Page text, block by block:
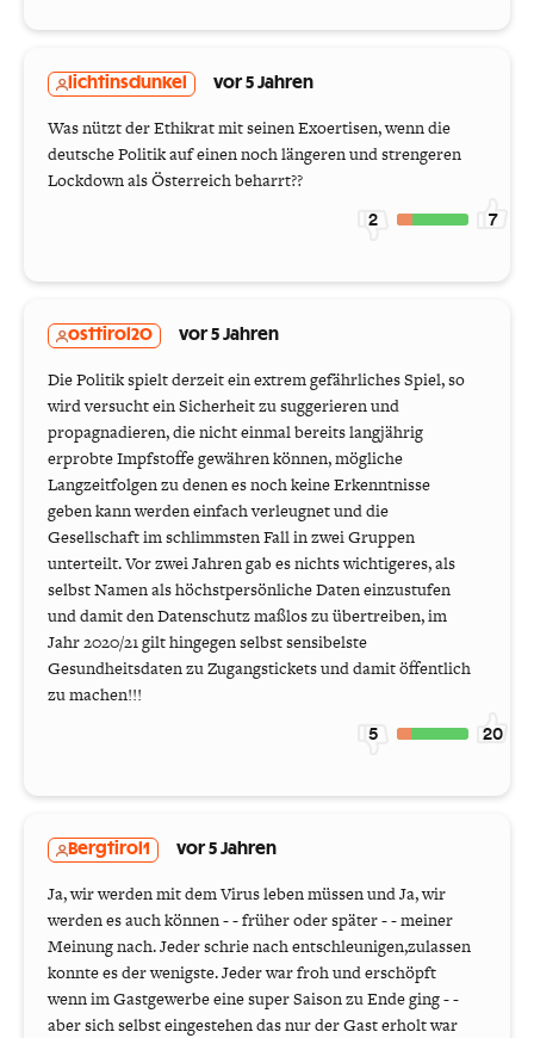
lichtinsdunkel vor 5 Jahren
Was nützt der Ethikrat mit seinen Exoertisen, wenn die
deutsche Politik auf einen noch längeren und strengeren
Lockdown als Österreich beharrt??
2 7
osttirol20 vor 5 Jahren
Die Politik spielt derzeit ein extrem gefährliches Spiel, so
wird versucht ein Sicherheit zu suggerieren und
propagnadieren, die nicht einmal bereits langjährig
erprobte Impfstoffe gewähren können, mögliche
Langzeitfolgen zu denen es noch keine Erkenntnisse
geben kann werden einfach verleugnet und die
Gesellschaft im schlimmsten Fall in zwei Gruppen
unterteilt. Vor zwei Jahren gab es nichts wichtigeres, als
selbst Namen als höchstpersönliche Daten einzustufen
und damit den Datenschutz maßlos zu übertreiben, im
Jahr 2020/21 gilt hingegen selbst sensibelste
Gesundheitsdaten zu Zugangstickets und damit öffentlich
zu machen!!!
5 20
Bergtirol1 vor 5 Jahren
Ja, wir werden mit dem Virus leben müssen und Ja, wir
werden es auch können - - früher oder später - - meiner
Meinung nach. Jeder schrie nach entschleunigen,zulassen
konnte es der wenigste. Jeder war froh und erschöpft
wenn im Gastgewerbe eine super Saison zu Ende ging - -
aber sich selbst eingestehen das nur der Gast erholt war